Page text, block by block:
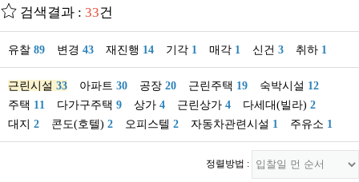
검색결과 : 33건
유찰 89 변경 43 재진행 14 기각 1 매각 1 신건 3 취하 1
근린시설 33 아파트 30 공장 20 근린주택 19 숙박시설 12
주택 11 다가구주택 9 상가 4 근린상가 4 다세대(빌라) 2
대지 2 콘도(호텔) 2 오피스텔 2 자동차관련시설 1 주유소 1
정렬방법 :